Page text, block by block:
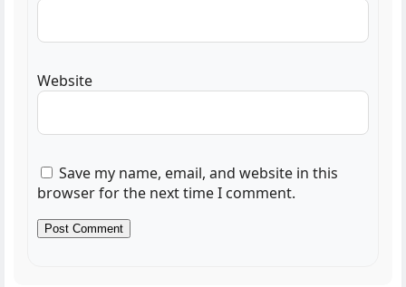
Website
Save my name, email, and website in this
browser for the next time I comment.